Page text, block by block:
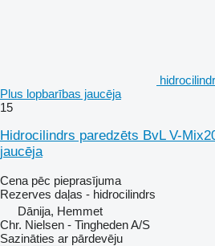
Plus lopbarības jaucēja
15
Hidrocilindrs paredzēts BvL V-
jaucēja
Cena pēc pieprasījuma
Rezerves daļas - hidrocilindrs
Dānija, Hemmet
Chr. Nielsen - Tingheden A/S
Sazināties ar pārdevēju